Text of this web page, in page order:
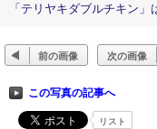
「テリヤキダブルチキン
前の画像 次の画像
この写真の記事へ
リスト